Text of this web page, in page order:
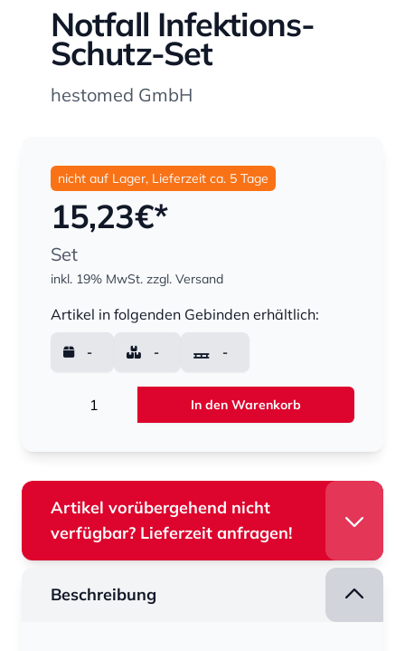
Notfall Infektions-
Schutz-Set
hestomed GmbH
nicht auf Lager, Lieferzeit ca. 5 Tage
15,23€*
Set
inkl. 19% MwSt. zzgl. Versand
Artikel in folgenden Gebinden erhältlich:
- - -
In den Warenkorb
Artikel vorübergehend nicht
verfügbar? Lieferzeit anfragen!
Beschreibung